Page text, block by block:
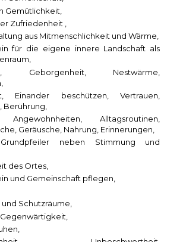
Gemütlichkeit,
Zufriedenheit ,
aus Mitmenschlichkeit und Wärme,
für die eigene innere Landschaft als
Geborgenheit, Nestwärme,
Einander beschützen, Vertrauen,
Berührung,
Angewohnheiten, Alltagsroutinen,
Geräusche, Nahrung, Erinnerungen,
neben Stimmung und
des Ortes,
und Gemeinschaft pflegen,
Schutzräume,